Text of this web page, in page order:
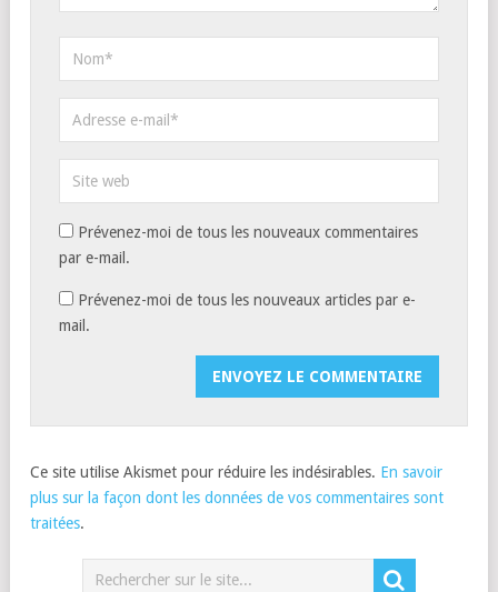
Prévenez-moi de tous les nouveaux commentaires
par e-mail.
Prévenez-moi de tous les nouveaux articles par e-
mail.
Ce site utilise Akismet pour réduire les indésirables. En savoir
plus sur la façon dont les données de vos commentaires sont
traitées.